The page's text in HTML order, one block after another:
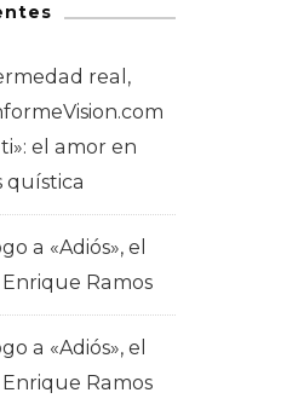
real,
el amor en
quística
a «Adiós», el
Ramos
a «Adiós», el
Ramos